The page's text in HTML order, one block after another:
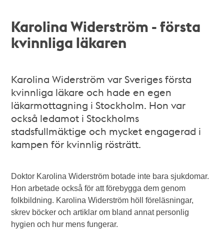
Karolina Widerström - första
kvinnliga läkaren
Karolina Widerström var Sveriges första
kvinnliga läkare och hade en egen
läkarmottagning i Stockholm. Hon var
också ledamot i Stockholms
stadsfullmäktige och mycket engagerad i
kampen för kvinnlig rösträtt.
Doktor Karolina Widerström botade inte bara sjukdomar.
Hon arbetade också för att förebygga dem genom
folkbildning. Karolina Widerström höll föreläsningar,
skrev böcker och artiklar om bland annat personlig
hygien och hur mens fungerar.